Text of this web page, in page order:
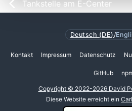
Tankstelle am E-Center
Deutsch (DE) /
Kontakt Impressum Datenschutz
GitHub
Copyright © 2022-2026 David
Diese Website erreicht ein